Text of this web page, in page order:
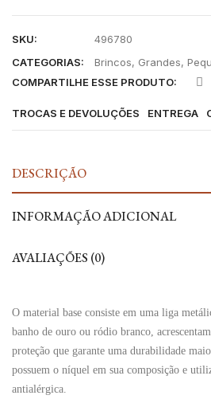
SKU:
496780
CATEGORIAS:
Brincos, Grandes,
COMPARTILHE ESSE PRODUTO:
TROCAS E DEVOLUÇÕES ENTREGA
DESCRIÇÃO
INFORMAÇÃO ADICIONAL
AVALIAÇÕES (0)
O material base consiste em uma liga
banho de ouro ou ródio branco,
proteção que garante uma durabilidade
possuem o níquel em sua composição e
antialérgica.